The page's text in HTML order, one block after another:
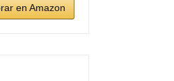
en Amazon